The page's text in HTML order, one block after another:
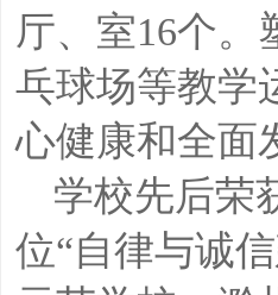
厅、室16个。
乓球场等教学
心健康和全面
学校先后荣
位“自律与诚